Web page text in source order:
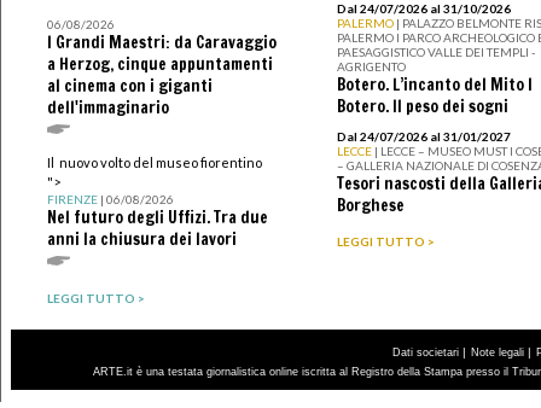
06/08/2026
I Grandi Maestri: da Caravaggio
a Herzog, cinque appuntamenti
al cinema con i giganti
dell'immaginario
Il nuovo volto del museo fiorentino
">
FIRENZE| 06/08/2026
Nel futuro degli Uffizi. Tra due
anni la chiusura dei lavori
LEGGI TUTTO >
Dal 24/07/2026 al 31/10/2026
PALERMO | PALAZZO BELMONTE
PALERMO I PARCO ARCHEOLOGICO
PAESAGGISTICO VALLE DEI TEMPLI -
AGRIGENTO
Botero. L’incanto del Mito I
Botero. Il peso dei sogni
Dal 24/07/2026 al 31/01/2027
LECCE | LECCE – MUSEO MUST I
– GALLERIA NAZIONALE DI
Tesori nascosti della
Borghese
LEGGI TUTTO >
Dati societari | Note legali |
ARTE.it è una testata giornalistica online iscritta al Registro della Stampa presso il